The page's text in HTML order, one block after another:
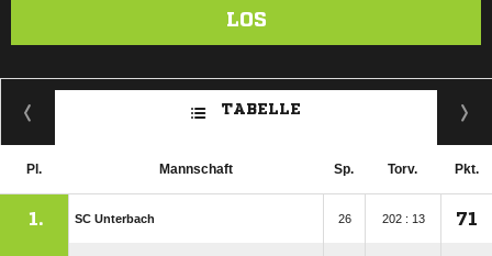
LOS
TABELLE
Pl. Mannschaft Sp. Torv. Pkt.
1. SC Unterbach 26 202 : 13 71